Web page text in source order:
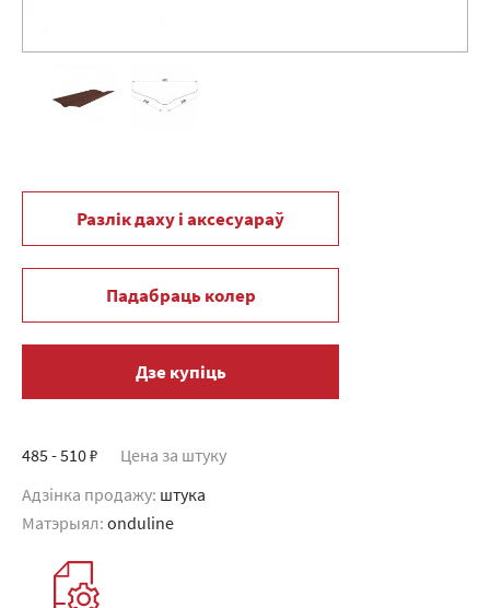
Разлік даху і аксесуараў
Падабраць колер
Дзе купіць
485 - 510 ₽ Цена за штуку
Адзінка продажу: штука
Матэрыял: onduline